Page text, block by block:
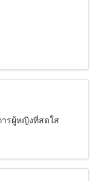
รผู้หญิงที่สดใส